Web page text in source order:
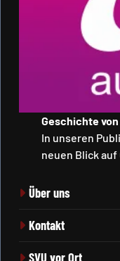
Geschichte
In unseren
neuen Blick
Über uns
Kontakt
SVU vor Ort